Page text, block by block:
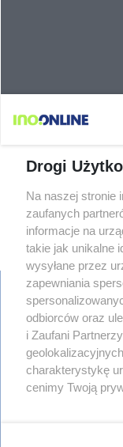
Drogi
Na naszej stronie
zaufanych
informacje na
takie jak unikalne
wysyłane przez
zapewniania
odbiorców oraz
i Zaufani
charakterystykę
cenimy Twoją